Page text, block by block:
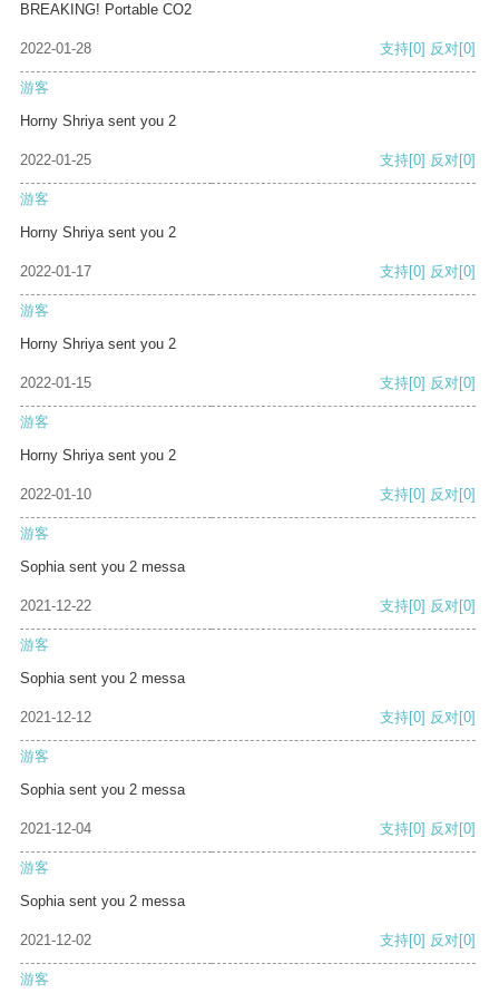
BREAKING! Portable CO2
2022-01-28 支持[0] 反对[0]
游客
Horny Shriya sent you 2
2022-01-25 支持[0] 反对[0]
游客
Horny Shriya sent you 2
2022-01-17 支持[0] 反对[0]
游客
Horny Shriya sent you 2
2022-01-15 支持[0] 反对[0]
游客
Horny Shriya sent you 2
2022-01-10 支持[0] 反对[0]
游客
Sophia sent you 2 messa
2021-12-22 支持[0] 反对[0]
游客
Sophia sent you 2 messa
2021-12-12 支持[0] 反对[0]
游客
Sophia sent you 2 messa
2021-12-04 支持[0] 反对[0]
游客
Sophia sent you 2 messa
2021-12-02 支持[0] 反对[0]
游客